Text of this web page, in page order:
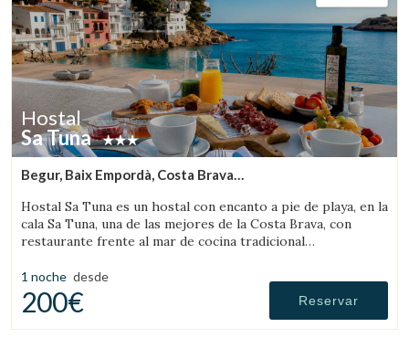
Hostal
Sa Tuna
Begur, Baix Empordà, Costa Brava
Hostal Sa Tuna es un hostal con encanto a pie de playa, en la
cala Sa Tuna, una de las mejores de la Costa Brava, con
restaurante frente al mar de cocina tradicional
1 noche desde
200€ Reservar